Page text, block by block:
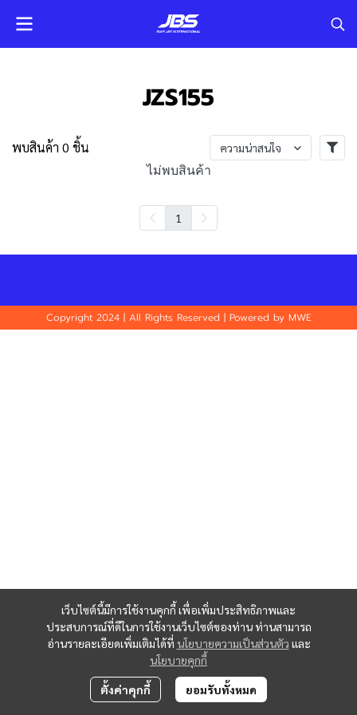
JZS155
พบสินค้า 0 ชิ้น ความน่าสนใจ
ไม่พบสินค้า
1
เว็บไซต์นี้มีการใช้งานคุกกี้ เพื่อเพิ่มประสิทธิภาพและ
ประสบการณ์ที่ดีในการใช้งานเว็บไซต์ของท่าน ท่านสามารถ
อ่านรายละเอียดเพิ่มเติมได้ที่ นโยบายความเป็นส่วนตัว และ
นโยบายคุกกี้
ตั้งค่าคุกกี้ ยอมรับทั้งหมด
Copyright 2024 | All Rights Reserved | Powered by MWE